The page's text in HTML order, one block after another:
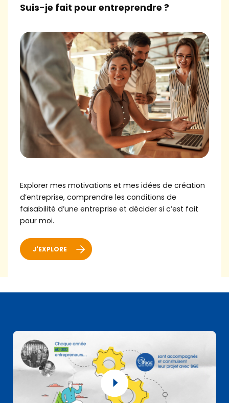
TROUVER MA BGE EN AUVERGNE-RHÔNE-
ALPES
Les témoignages
Le DLA
Actus
&agenda
Suis-je fait pour entreprendre ?
Explorer mes motivations et mes idées de création
d’entreprise, comprendre les conditions de
faisabilité d’une entreprise et décider si c’est fait
pour moi.
J'EXPLORE